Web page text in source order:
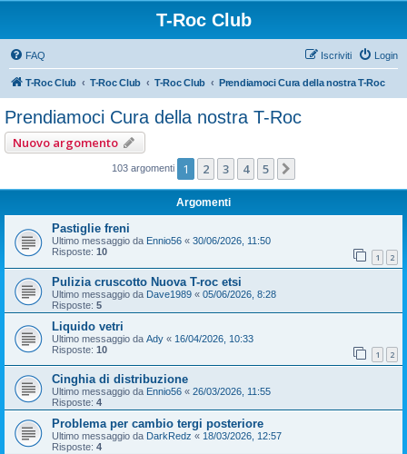
T-Roc Club
FAQ Login
Iscriviti
T-Roc Club T-Roc Club T-Roc Club Prendiamoci Cura della nostra T-Roc
Prendiamoci Cura della nostra T-Roc
Nuovo argomento
103 argomenti 1 2 3 4 5
Argomenti
Pastiglie freni
Ultimo messaggio da Ennio56 « 30/06/2026, 11:50
Risposte: 10 1 2
Pulizia cruscotto Nuova T-roc etsi
Ultimo messaggio da Dave1989 « 05/06/2026, 8:28
Risposte: 5
Liquido vetri
Ultimo messaggio da Ady « 16/04/2026, 10:33
Risposte: 10 1 2
Cinghia di distribuzione
Ultimo messaggio da Ennio56 « 26/03/2026, 11:55
Risposte: 4
Problema per cambio tergi posteriore
Ultimo messaggio da DarkRedz « 18/03/2026, 12:57
Risposte: 4